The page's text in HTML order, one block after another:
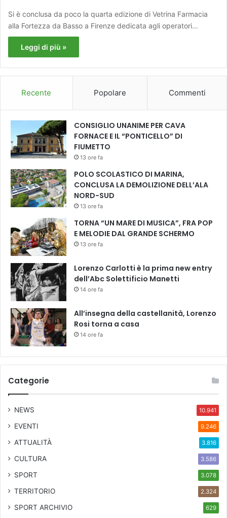
Si è conclusa da poco la quarta edizione di Vetrina Farmacia
alla Fortezza da Basso a Firenze dedicata agli operatori…
Leggi di più »
Recente Popolare Commenti
CONSIGLIO UNANIME PER CAVA
FORNACE E IL “PONTICELLO” DI
FIUMETTO
13 ore fa
POLO SCOLASTICO DI MARINA,
CONCLUSA LA DEMOLIZIONE DELL’ALA
NORD-SUD
13 ore fa
TORNA “UN MARE DI MUSICA”, FRA POP
E MELODIE DAL GRANDE SCHERMO
13 ore fa
Lorenzo Carlotti è la prima new entry
dell’Abc Solettificio Manetti
14 ore fa
All’insegna della castellanità, Lorenzo
Rosi torna a casa
14 ore fa
Categorie
NEWS 10.941
EVENTI 9.246
ATTUALITÀ 3.816
CULTURA 3.586
SPORT 3.078
TERRITORIO 2.324
SPORT ARCHIVIO 629